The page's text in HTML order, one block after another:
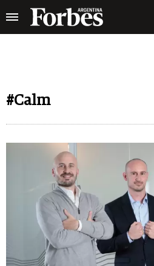
#Calm